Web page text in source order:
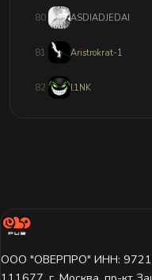
80 ASDIADJEDAI
81 Aristrokrat-1
82 l1NK
ООО "ОВЕРПРО" ИНН: